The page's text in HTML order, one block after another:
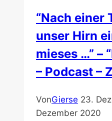
“Nach einer
unser Hirn
mieses …” –
– Podcast –
VonGierse 23.
Dezember 2020